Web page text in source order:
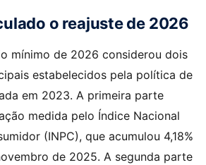
o reajuste de 2026
mínimo de 2026 considerou dois
estabelecidos pela política de
em 2023. A primeira parte
medida pelo Índice Nacional
(INPC), que acumulou 4,18%
de 2025. A segunda parte